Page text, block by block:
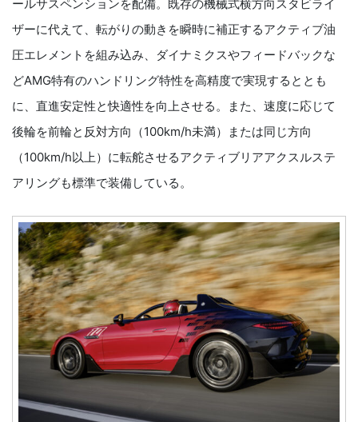
ールサスペンションを配備。既存の機械式横方向スタビライ
ザーに代えて、転がりの動きを瞬時に補正するアクティブ油
圧エレメントを組み込み、ダイナミクスやフィードバックな
どAMG特有のハンドリング特性を高精度で実現するととも
に、直進安定性と快適性を向上させる。また、速度に応じて
後輪を前輪と反対方向（100km/h未満）または同じ方向
（100km/h以上）に転舵させるアクティブリアアクスルステ
アリングも標準で装備している。